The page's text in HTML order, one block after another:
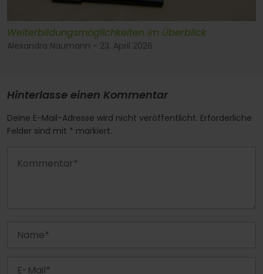
Weiterbildungsmöglichkeiten im Überblick
Alexandra Naumann - 23. April 2026
Hinterlasse einen Kommentar
Deine E-Mail-Adresse wird nicht veröffentlicht. Erforderliche
Felder sind mit * markiert.